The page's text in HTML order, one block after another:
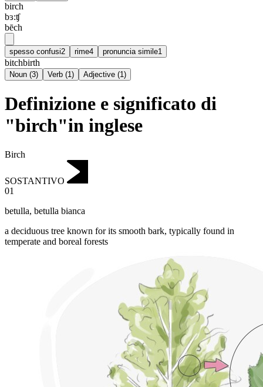
birch
bɜ:ʧ
bēch
spesso confusi2 rime4 pronuncia simile1
bitchbirth
Noun (3) Verb (1) Adjective (1)
Definizione e significato di
"birch"in inglese
Birch
SOSTANTIVO
01
betulla, betulla bianca
a deciduous tree known for its smooth bark, typically found in
temperate and boreal forests